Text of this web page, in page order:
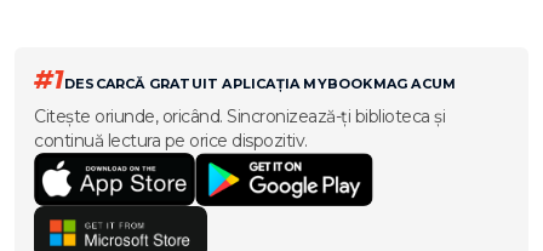
#1DESCARCĂ GRATUIT APLICAȚIA MYBOOKMAG ACUM
Citește oriunde, oricând. Sincronizează-ți biblioteca și
continuă lectura pe orice dispozitiv.